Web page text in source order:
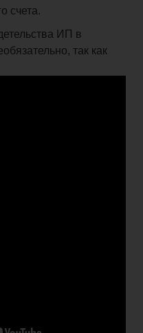
счета.
ИП в
так как